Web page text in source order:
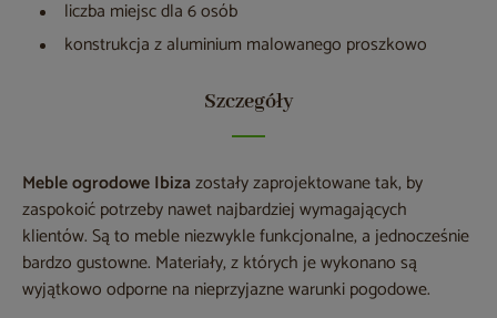
liczba miejsc dla 6 osób
konstrukcja z aluminium malowanego proszkowo
Szczegóły
Meble ogrodowe Ibizazostały zaprojektowane tak, by
zaspokoić potrzeby nawet najbardziej wymagających
klientów. Są to meble niezwykle funkcjonalne, a jednocześnie
bardzo gustowne. Materiały, z których je wykonano są
wyjątkowo odporne na nieprzyjazne warunki pogodowe.